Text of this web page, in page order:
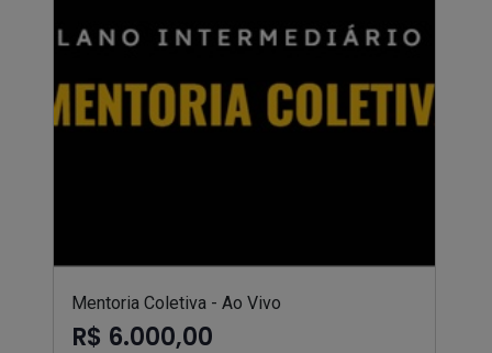
Mentoria Coletiva - Ao Vivo
R$ 6.000,00